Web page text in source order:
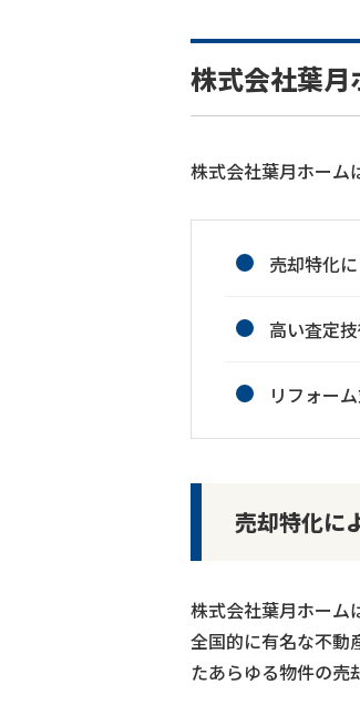
株式会社葉
株式会社葉月ホーム
売却特化
高い査定
リフォー
売却特化に
株式会社葉月ホーム
全国的に有名な不動
たあらゆる物件の売